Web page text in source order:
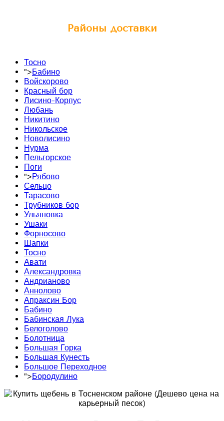
Районы доставки
Тосно
">Бабино
Войскорово
Красный бор
Лисино-Корпус
Любань
Никитино
Никольское
Новолисино
Нурма
Пельгорское
Поги
">Рябово
Сельцо
Тарасово
Трубников бор
Ульяновка
Ушаки
Форносово
Шапки
Тосно
Авати
Александровка
Андрианово
Аннолово
Апраксин Бор
Бабино
Бабинская Лука
Белоголово
Болотница
Большая Горка
Большая Кунесть
Большое Переходное
">Бородулино